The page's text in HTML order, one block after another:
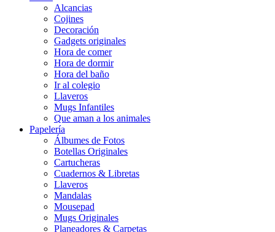
Alcancias
Cojines
Decoración
Gadgets originales
Hora de comer
Hora de dormir
Hora del baño
Ir al colegio
Llaveros
Mugs Infantiles
Que aman a los animales
Papelería
Álbumes de Fotos
Botellas Originales
Cartucheras
Cuadernos & Libretas
Llaveros
Mandalas
Mousepad
Mugs Originales
Planeadores & Carpetas